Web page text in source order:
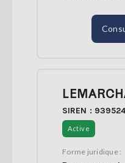
SIREN :
Active
Forme juridique :